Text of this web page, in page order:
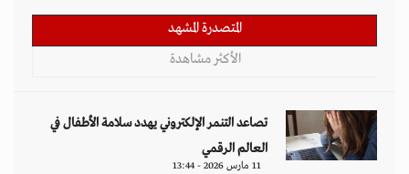
المتصدرة المشهد
الأكثر مشاهدة
تصاعد التنمر الإلكتروني يهدد سلامة الأطفال في
العالم الرقمي
11 مارس 2026 - 13:44